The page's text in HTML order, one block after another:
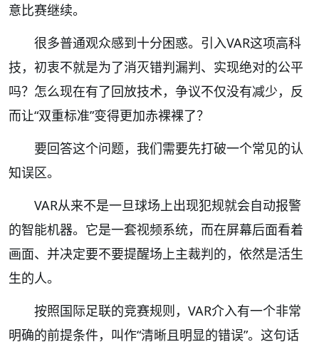
意比赛继续。
很多普通观众感到十分困惑。引入VAR这项高科
技，初衷不就是为了消灭错判漏判、实现绝对的公平
吗？怎么现在有了回放技术，争议不仅没有减少，反
而让“双重标准”变得更加赤裸裸了？
要回答这个问题，我们需要先打破一个常见的认
知误区。
VAR从来不是一旦球场上出现犯规就会自动报警
的智能机器。它是一套视频系统，而在屏幕后面看着
画面、并决定要不要提醒场上主裁判的，依然是活生
生的人。
按照国际足联的竞赛规则，VAR介入有一个非常
明确的前提条件，叫作“清晰且明显的错误”。这句话